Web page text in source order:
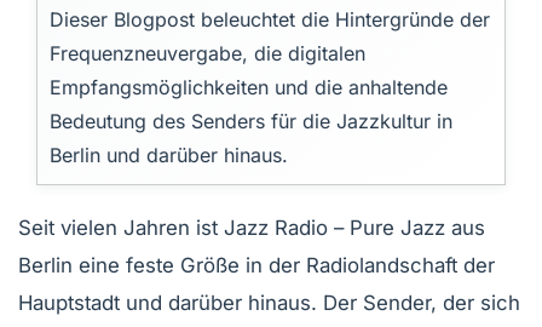
Dieser Blogpost beleuchtet die Hintergründe der
Frequenzneuvergabe, die digitalen
Empfangsmöglichkeiten und die anhaltende
Bedeutung des Senders für die Jazzkultur in
Berlin und darüber hinaus.
Seit vielen Jahren ist Jazz Radio – Pure Jazz aus
Berlin eine feste Größe in der Radiolandschaft der
Hauptstadt und darüber hinaus. Der Sender, der sich